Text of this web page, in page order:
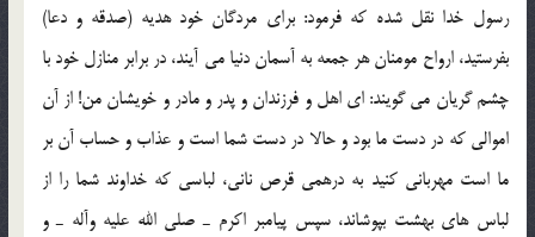
رسول خدا نقل شده كه فرمود: براي مردگان خود هديه (صدقه و دعا)
بفرستيد، ارواح مومنان هر جمعه به آسمان دنيا مي آيند، در برابر منازل خود با
چشم گريان مي گويند: اي اهل و فرزندان و پدر و مادر و خويشان من! از آن
اموالي كه در دست ما بود و حالا در دست شما است و عذاب و حساب آن بر
ما است مهرباني كنيد به درهمي قرص ناني، لباسي كه خداوند شما را از
لباس هاي بهشت بپوشاند، سپس پيامبر اكرم ـ صلي الله عليه وآله ـ و